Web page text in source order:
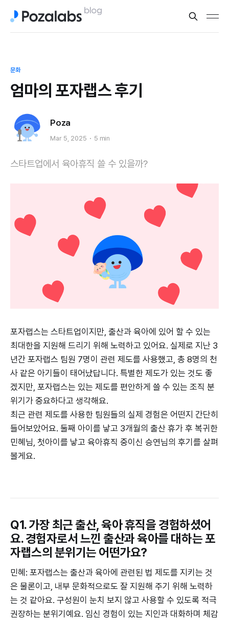
문화
엄마의 포자랩스 후기
Poza
Mar 5, 2025 5 min
스타트업에서 육아휴직 쓸 수 있을까?
포자랩스는 스타트업이지만, 출산과 육아에 있어 할 수 있는
최대한을 지원해 드리기 위해 노력하고 있어요. 실제로 지난 3
년간 포자랩스 팀원 7명이 관련 제도를 사용했고, 총 8명의 천
사 같은 아기들이 태어났답니다. 특별한 제도가 있는 것도 좋
겠지만, 포자랩스는 있는 제도를 편안하게 쓸 수 있는 조직 분
위기가 중요하다고 생각해요.
최근 관련 제도를 사용한 팀원들의 실제 경험은 어떤지 간단히
들어보았어요. 둘째 아이를 낳고 3개월의 출산 휴가 후 복귀한
민혜님, 첫아이를 낳고 육아휴직 중이신 승연님의 후기를 살펴
볼게요.
Q1. 가장 최근 출산, 육아 휴직을 경험하셨어
요. 경험자로서 느낀 출산과 육아를 대하는 포
자랩스의 분위기는 어떤가요?
민혜: 포자랩스는 출산과 육아에 관련된 법 제도를 지키는 것
은 물론이고, 내부 문화적으로도 잘 지원해 주기 위해 노력하
는 것 같아요. 구성원이 눈치 보지 않고 사용할 수 있도록 적극
권장하는 분위기예요. 임신 경험이 있는 지인과 대화하며 체감